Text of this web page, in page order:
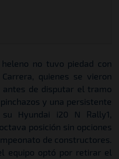
no tuvo piedad con
quienes se vieron
antes de disputar el tramo
y una persistente
Hyundai i20 N Rally1,
posición sin opciones
de constructores.
equipo optó por retirar el